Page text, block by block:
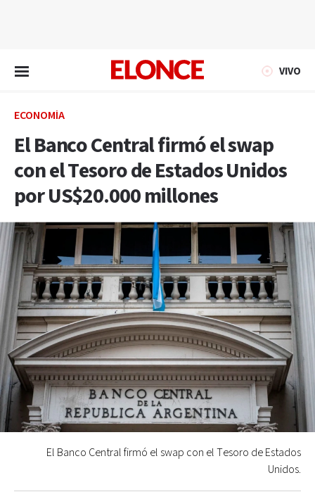
VIVO
ECONOMÍA
El Banco Central firmó el swap
con el Tesoro de Estados Unidos
por US$20.000 millones
El Banco Central firmó el swap con el Tesoro de Estados
Unidos.